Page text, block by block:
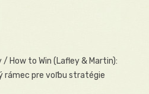
/ How to Win (Lafley & Martin):
rámec pre voľbu stratégie